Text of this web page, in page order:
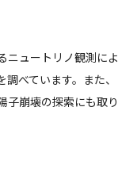
ニュートリノ観測によ
べています。また、
子崩壊の探索にも取り